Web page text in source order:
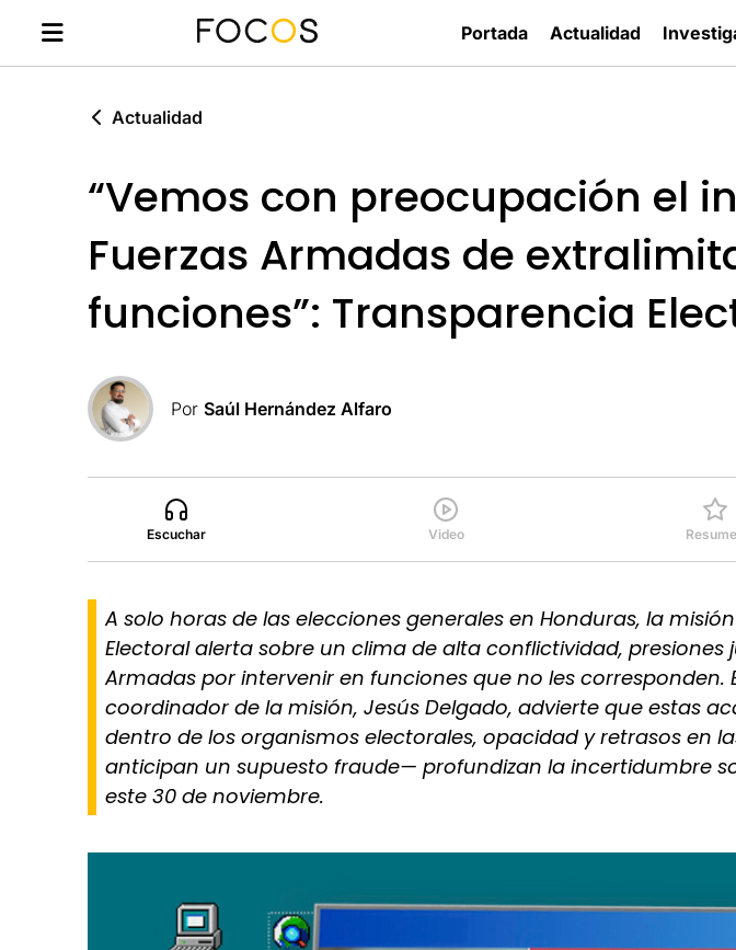
Portada Actualidad
Actualidad
“Vemos con preocupación el
Fuerzas Armadas de
funciones”: Transparencia
Por Saúl Hernández Alfaro
Escuchar Video
A solo horas de las elecciones generales en Honduras, la
Electoral alerta sobre un clima de alta conflictividad, presiones
Armadas por intervenir en funciones que no les corresponden.
coordinador de la misión, Jesús Delgado, advierte que estas
dentro de los organismos electorales, opacidad y retrasos en
anticipan un supuesto fraude— profundizan la incertidumbre
este 30 de noviembre.